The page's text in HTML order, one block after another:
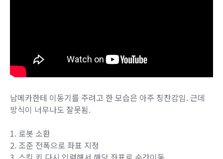
남메카한테 이동기를 주려고 한 모습은 아주 칭찬감임. 근데
방식이 너무나도 잘못됨.
1. 로봇 소환
2. 조준 전폭으로 좌표 지정